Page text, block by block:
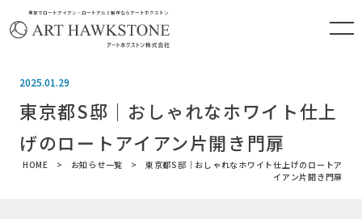
東京でロートアイアン・ロートアルミ製作ならアートホクストン
2025.01.29
東京都S邸｜おしゃれなホワイト仕上
げのロートアイアン片開き門扉
HOME お知らせ一覧
東京都S邸｜おしゃれなホワイト仕上げのロートア
イアン片開き門扉